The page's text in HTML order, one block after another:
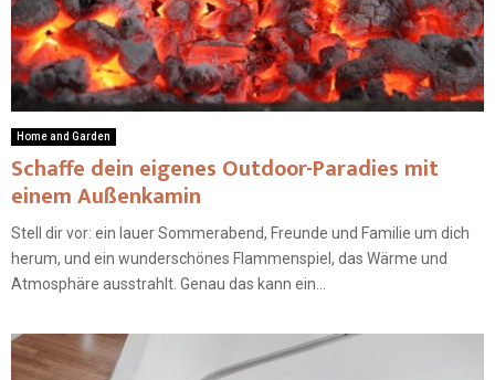
Home and Garden
Schaffe dein eigenes Outdoor-Paradies mit
einem Außenkamin
Stell dir vor: ein lauer Sommerabend, Freunde und Familie um dich
herum, und ein wunderschönes Flammenspiel, das Wärme und
Atmosphäre ausstrahlt. Genau das kann ein...